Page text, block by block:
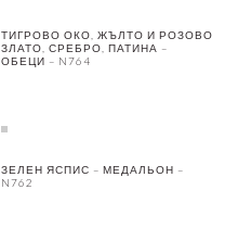
ТИГРОВО ОКО, ЖЪЛТО И РОЗОВО
ЗЛАТО, СРЕБРО, ПАТИНА –
ОБЕЦИ – N764
ЗЕЛЕН ЯСПИС – МЕДАЛЬОН –
N762